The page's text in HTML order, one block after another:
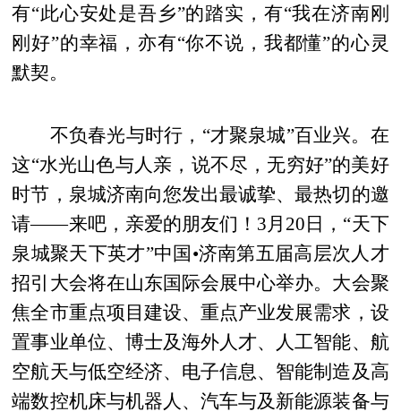
有“此心安处是吾乡”的踏实，有“我在济南刚
刚好”的幸福，亦有“你不说，我都懂”的心灵
默契。
不负春光与时行，“才聚泉城”百业兴。在
这“水光山色与人亲，说不尽，无穷好”的美好
时节，泉城济南向您发出最诚挚、最热切的邀
请——来吧，亲爱的朋友们！3月20日，“天下
泉城聚天下英才”中国•济南第五届高层次人才
招引大会将在山东国际会展中心举办。大会聚
焦全市重点项目建设、重点产业发展需求，设
置事业单位、博士及海外人才、人工智能、航
空航天与低空经济、电子信息、智能制造及高
端数控机床与机器人、汽车与及新能源装备与